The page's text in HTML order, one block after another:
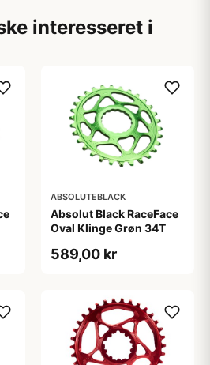
interesseret i
ABSOLUTEBLACK
Absolut Black RaceFace
Oval Klinge Grøn 34T
589,00 kr